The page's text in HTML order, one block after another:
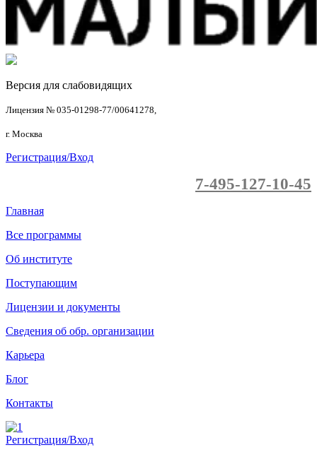
Версия для слабовидящих
Лицензия № 035-01298-77/00641278,
г. Москва
Регистрация/Вход
7-495-127-10-45
Главная
Все программы
Об институте
Поступающим
Лицензии и документы
Сведения об обр. организации
Карьера
Блог
Контакты
Регистрация/Вход